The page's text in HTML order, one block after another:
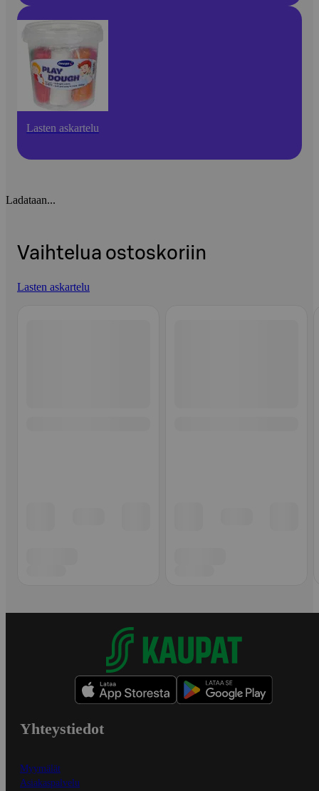
Lasten askartelu
Ladataan...
Vaihtelua ostoskoriin
Lasten askartelu
Yhteystiedot
Myymälät
Asiakaspalvelu